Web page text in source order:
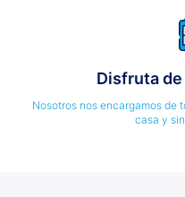
Disfruta
Nosotros nos encargamos de
casa y